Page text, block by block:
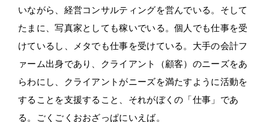
いながら、経営コンサルティングを営んでいる。そして
たまに、写真家としても稼いでいる。個人でも仕事を受
けているし、メタでも仕事を受けている。大手の会計フ
ァーム出身であり、クライアント（顧客）のニーズをあ
らわにし、クライアントがニーズを満たすように活動を
することを支援すること、それがぼくの「仕事」であ
る。ごくごくおおざっぱにいえば。